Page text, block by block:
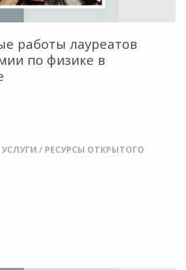
работы лауреатов
по физике в
/ РЕСУРСЫ ОТКРЫТОГО